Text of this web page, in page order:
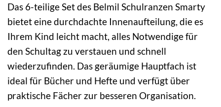
Das 6-teilige Set des Belmil Schulranzen Smarty
bietet eine durchdachte Innenaufteilung, die es
Ihrem Kind leicht macht, alles Notwendige für
den Schultag zu verstauen und schnell
wiederzufinden. Das geräumige Hauptfach ist
ideal für Bücher und Hefte und verfügt über
praktische Fächer zur besseren Organisation.